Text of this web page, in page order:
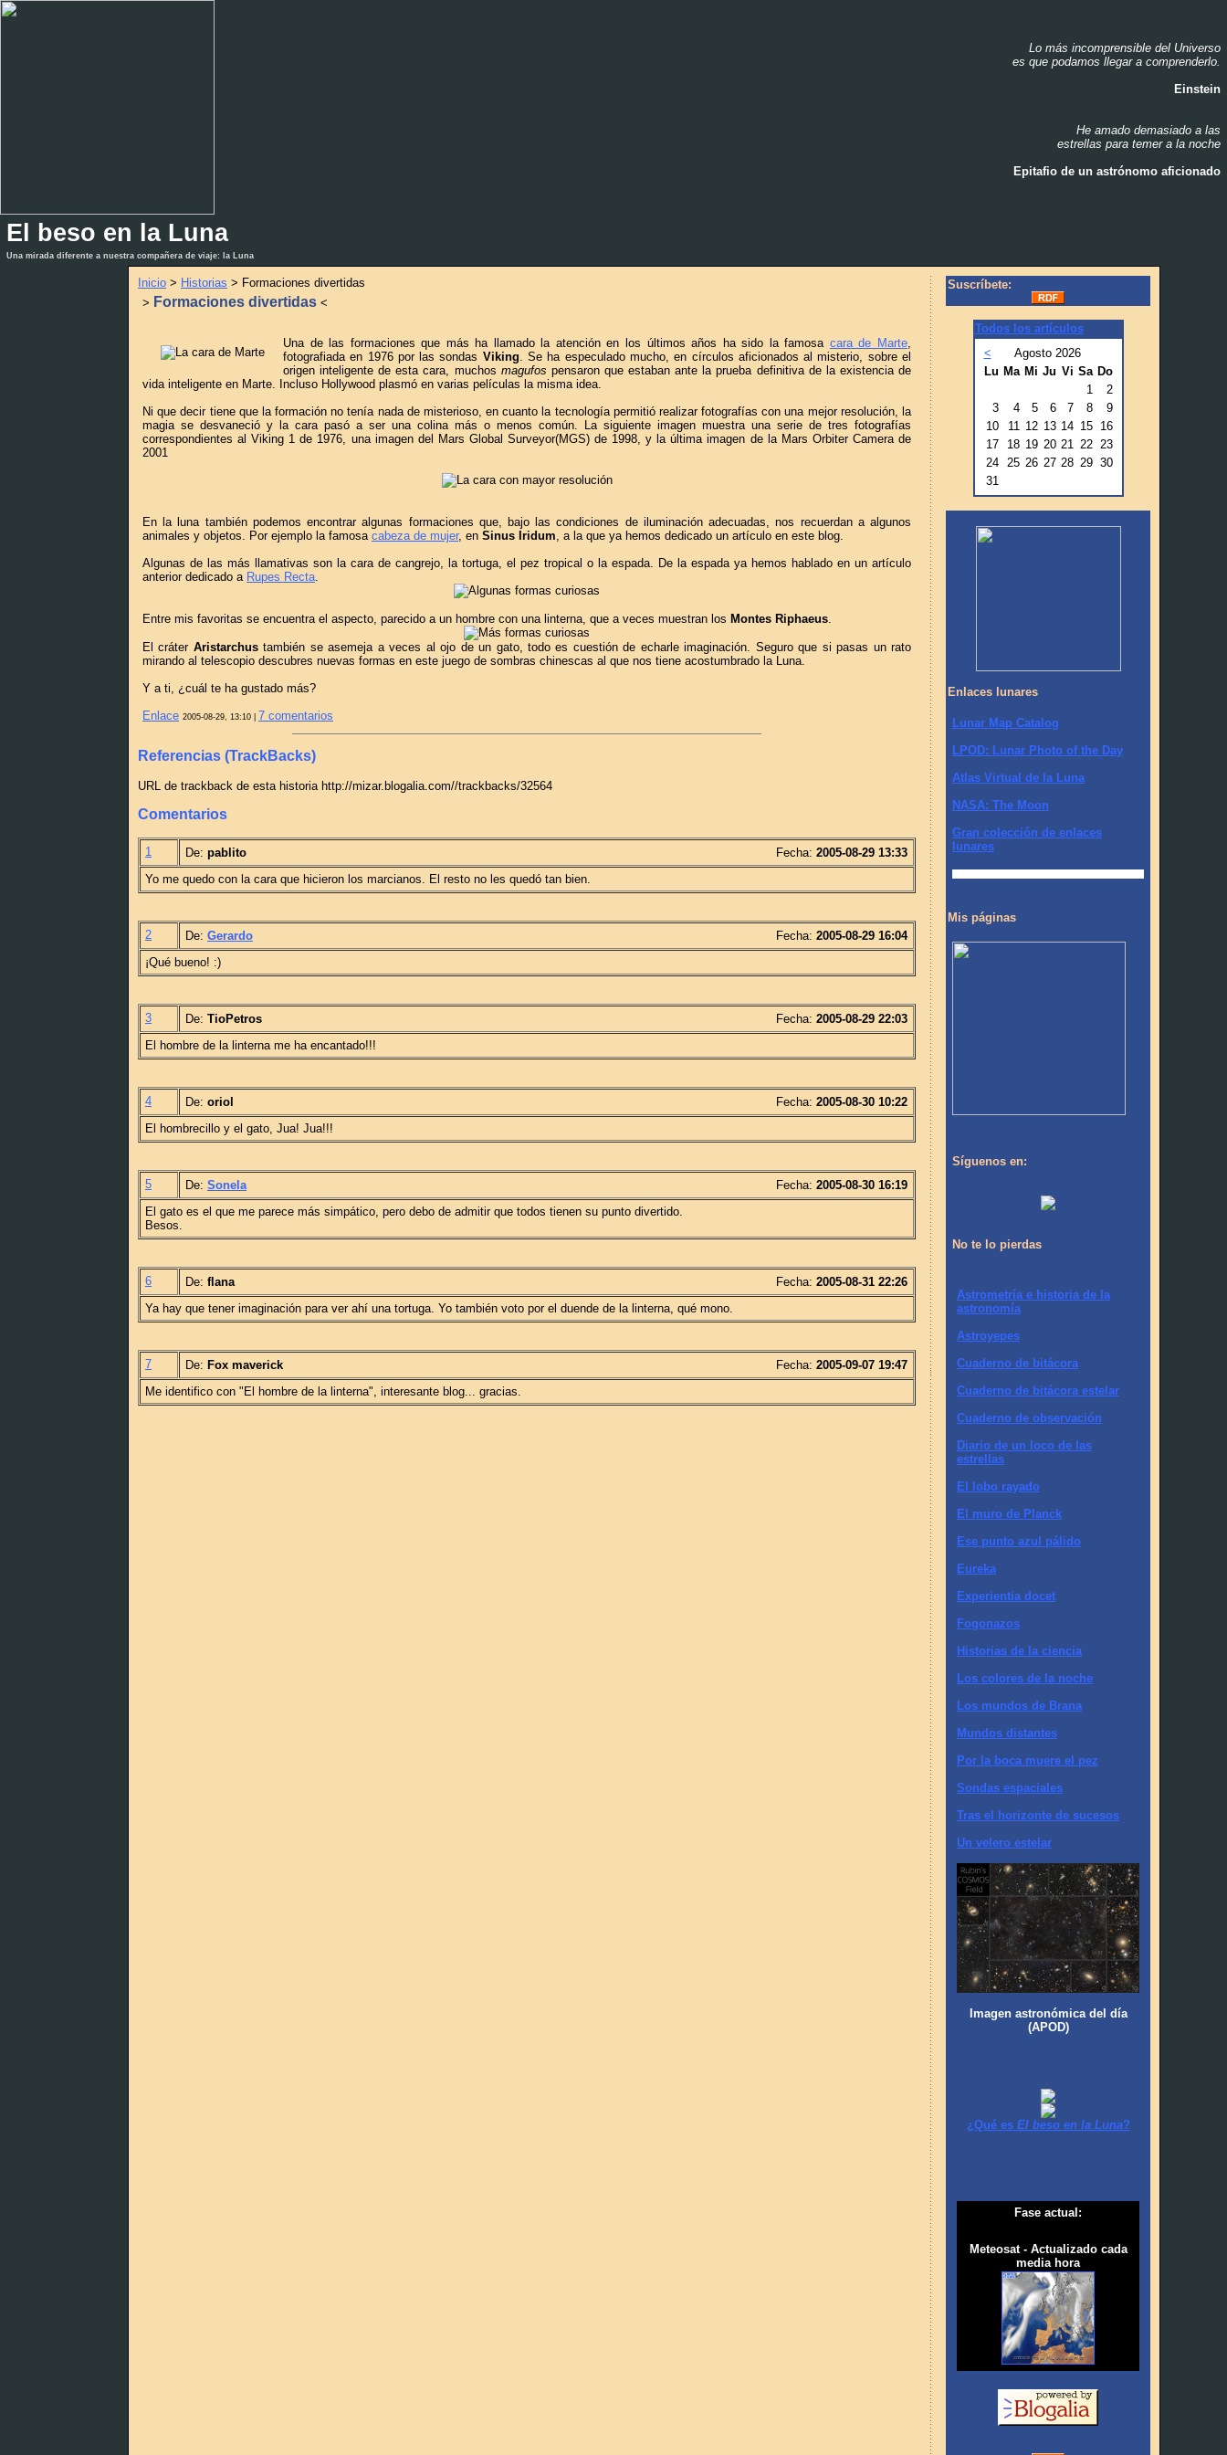
Lo más incomprensible del Universo
es que podamos llegar a comprenderlo.
Einstein
He amado demasiado a las
estrellas para temer a la noche
Epitafio de un astrónomo aficionado
El beso en la Luna
Una mirada diferente a nuestra compañera de viaje: la Luna
Inicio > Historias > Formaciones divertidas
> Formaciones divertidas <
Una de las formaciones que más ha llamado la atención en los últimos años ha sido la famosa cara de Marte,
fotografiada en 1976 por las sondas Viking. Se ha especulado mucho, en círculos aficionados al misterio, sobre el
origen inteligente de esta cara, muchos magufos pensaron que estaban ante la prueba definitiva de la existencia de
vida inteligente en Marte. Incluso Hollywood plasmó en varias películas la misma idea.
Ni que decir tiene que la formación no tenía nada de misterioso, en cuanto la tecnología permitió realizar fotografías con una mejor resolución, la
magia se desvaneció y la cara pasó a ser una colina más o menos común. La siguiente imagen muestra una serie de tres fotografías
correspondientes al Viking 1 de 1976, una imagen del Mars Global Surveyor(MGS) de 1998, y la última imagen de la Mars Orbiter Camera de
2001
En la luna también podemos encontrar algunas formaciones que, bajo las condiciones de iluminación adecuadas, nos recuerdan a algunos
animales y objetos. Por ejemplo la famosa cabeza de mujer, en Sinus Iridum, a la que ya hemos dedicado un artículo en este blog.
Algunas de las más llamativas son la cara de cangrejo, la tortuga, el pez tropical o la espada. De la espada ya hemos hablado en un artículo
anterior dedicado a Rupes Recta.
Entre mis favoritas se encuentra el aspecto, parecido a un hombre con una linterna, que a veces muestran los Montes Riphaeus.
El cráter Aristarchustambién se asemeja a veces al ojo de un gato, todo es cuestión de echarle imaginación. Seguro que si pasas un rato
mirando al telescopio descubres nuevas formas en este juego de sombras chinescas al que nos tiene acostumbrado la Luna.
Y a ti, ¿cuál te ha gustado más?
Enlace 2005-08-29, 13:10 | 7 comentarios
Referencias (TrackBacks)
URL de trackback de esta historia http://mizar.blogalia.com//trackbacks/32564
Comentarios
1 De: pablito Fecha: 2005-08-29 13:33
Yo me quedo con la cara que hicieron los marcianos. El resto no les quedó tan bien.
2 De: Gerardo Fecha: 2005-08-29 16:04
¡Qué bueno! :)
3 De: TioPetros Fecha: 2005-08-29 22:03
El hombre de la linterna me ha encantado!!!
4 De: oriol Fecha: 2005-08-30 10:22
El hombrecillo y el gato, Jua! Jua!!!
5 De: Sonela Fecha: 2005-08-30 16:19
El gato es el que me parece más simpático, pero debo de admitir que todos tienen su punto divertido.
Besos.
6 De: flana Fecha: 2005-08-31 22:26
Ya hay que tener imaginación para ver ahí una tortuga. Yo también voto por el duende de la linterna, qué mono.
7 De: Fox maverick Fecha: 2005-09-07 19:47
Me identifico con "El hombre de la linterna", interesante blog... gracias.
Suscríbete:
Todos los artículos
<
Agosto 2026
Lu Ma Mi Ju Vi Sa Do
1
2
3
4 5 6 7 8
9
10
11 12 13 14 15
16
17
18 19 20 21 22 23
24
25 26 27 28 29 30
31
Enlaces lunares
Lunar Map Catalog
LPOD: Lunar Photo of the Day
Atlas Virtual de la Luna
NASA: The Moon
Gran colección de enlaces
lunares
Mis páginas
Síguenos en:
No te lo pierdas
Astrometría e historia de la
astronomía
Astroyepes
Cuaderno de bitácora
Cuaderno de bitácora estelar
Cuaderno de observación
Diario de un loco de las
estrellas
El lobo rayado
El muro de Planck
Ese punto azul pálido
Eureka
Experientia docet
Fogonazos
Historias de la ciencia
Los colores de la noche
Los mundos de Brana
Mundos distantes
Por la boca muere el pez
Sondas espaciales
Tras el horizonte de sucesos
Un velero estelar
Imagen astronómica del día
(APOD)
¿Qué es El beso en la Luna?
Fase actual:
Meteosat - Actualizado cada
media hora